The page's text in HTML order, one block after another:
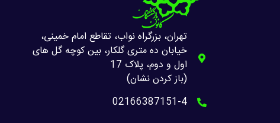
تهران، بزرگراه نواب، تقاطع امام خمینی،
خیابان ده متری گلکار، بین کوچه گل های
اول و دوم، پلاک 17
(باز کردن نشان)
02166387151-4